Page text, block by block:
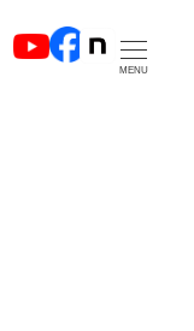
MENU